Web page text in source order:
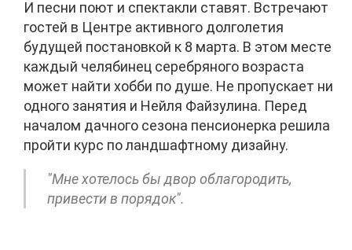
И песни поют и спектакли ставят. Встречают
гостей в Центре активного долголетия
будущей постановкой к 8 марта. В этом месте
каждый челябинец серебряного возраста
может найти хобби по душе. Не пропускает ни
одного занятия и Нейля Файзулина. Перед
началом дачного сезона пенсионерка решила
пройти курс по ландшафтному дизайну.
"Мне хотелось бы двор облагородить,
привести в порядок".